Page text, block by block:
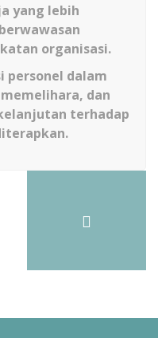
yang lebih
organisasi.
personel dalam
dan
terhadap